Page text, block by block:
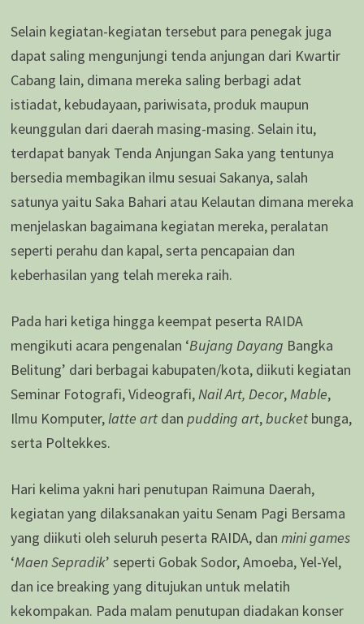
Selain kegiatan-kegiatan tersebut para penegak juga
dapat saling mengunjungi tenda anjungan dari Kwartir
Cabang lain, dimana mereka saling berbagi adat
istiadat, kebudayaan, pariwisata, produk maupun
keunggulan dari daerah masing-masing. Selain itu,
terdapat banyak Tenda Anjungan Saka yang tentunya
bersedia membagikan ilmu sesuai Sakanya, salah
satunya yaitu Saka Bahari atau Kelautan dimana mereka
menjelaskan bagaimana kegiatan mereka, peralatan
seperti perahu dan kapal, serta pencapaian dan
keberhasilan yang telah mereka raih.
Pada hari ketiga hingga keempat peserta RAIDA
mengikuti acara pengenalan ‘Bujang Dayang Bangka
Belitung’ dari berbagai kabupaten/kota, diikuti kegiatan
Seminar Fotografi, Videografi,Nail Art, Decor,Mable,
Ilmu Komputer, latte art dan pudding art,bucket bunga,
serta Poltekkes.
Hari kelima yakni hari penutupan Raimuna Daerah,
kegiatan yang dilaksanakan yaitu Senam Pagi Bersama
yang diikuti oleh seluruh peserta RAIDA, dan mini games
‘Maen Sepradik’ seperti Gobak Sodor, Amoeba, Yel-Yel,
dan ice breaking yang ditujukan untuk melatih
kekompakan. Pada malam penutupan diadakan konser